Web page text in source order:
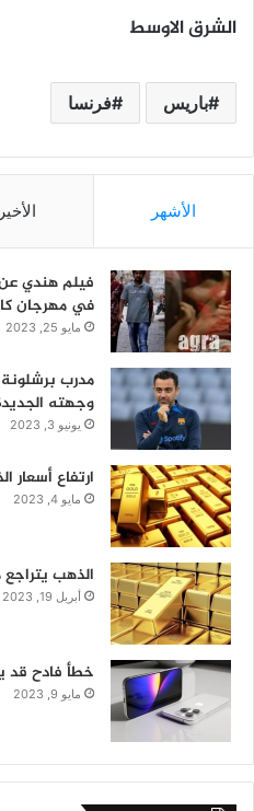
الشرق الاوسط
باريس فرنسا
الأشهر
فيلم هندي عن
في مهرجان
مايو 25, 2023
مدرب
وجهته
يونيو 3, 2023
ارتفاع أسعار
مايو 4, 2023
الذهب يتراجع
أبريل 19, 2023
خطأ فادح قد
مايو 9, 2023